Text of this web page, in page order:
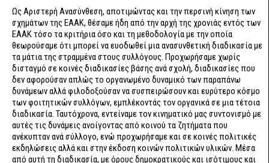
Ως Αριστερή Ανασύνθεση, αποτιμώντας και την περσινή κίνηση των
σχημάτων της ΕΑΑΚ, θέσαμε ήδη από την αρχή της χρονιάς εντός των
ΕΑΑΚ τόσο τα κριτήρια όσο και τη μεθοδολογία με την οποία
θεωρούσαμε ότι μπορεί να ευοδωθεί μια ανασυνθετική διαδικασία με
τα μάτια της στραμμένα στους συλλόγους. Προχωρήσαμε χωρίς
δισταγμό σε κοινές διαδικασίες βάσης ανά σχολή, διαδικασίες που
δεν αφορούσαν απλώς το οργανωμένο δυναμικό των παραπάνω
δυνάμεων αλλά φιλοδοξούσαν να συσπειρώσουν και ευρύτερο κόσμο
των φοιτητικών συλλόγων, εμπλέκοντάς τον οργανικά σε μια τέτοια
διαδικασία. Ταυτόχρονα, εντείναμε τον κινηματικό μας συντονισμό με
αυτές τις δυνάμεις ανοίγοντας από κοινού τα ζητήματα που
ανέκυπταν ανά σύλλογο, ενώ προχωρήσαμε και σε κοινές πολιτικές
εκδηλώσεις αλλά και στην έκδοση κοινών πολιτικών υλικών. Μέσα
από αυτή τη διαδικασία, με όρους δημοκρατικούς και ισότιμους και